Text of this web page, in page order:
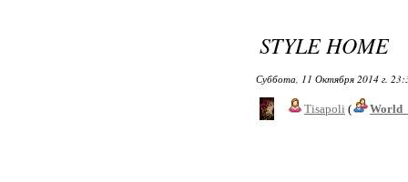
STYLE HOME
Суббота, 11 Октября 2014 г.
Tisapoli (